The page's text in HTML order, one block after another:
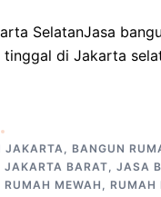
SelatanJasa
tinggal di Jakarta
JAKARTA, BANGUN
JAKARTA BARAT, JASA
RUMAH MEWAH , RUMAH